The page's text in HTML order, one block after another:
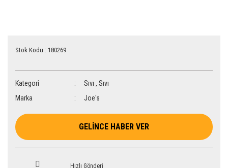
Stok Kodu : 180269
Kategori Sıvı ,Sıvı
Marka
Joe's
GELİNCE HABER VER
Hızlı Gönderi